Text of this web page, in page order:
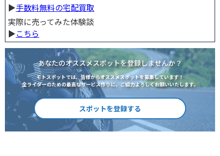
▶︎手数料無料の宅配買取
実際に売ってみた体験談
▶︎こちら
あなたのオススメスポットを登録しませんか？
モトスポットでは、皆様からオススメスポットを募集しています！
全ライダーのための最高なサービス作りに、ご協力よろしくお願いいたします。
スポットを登録する